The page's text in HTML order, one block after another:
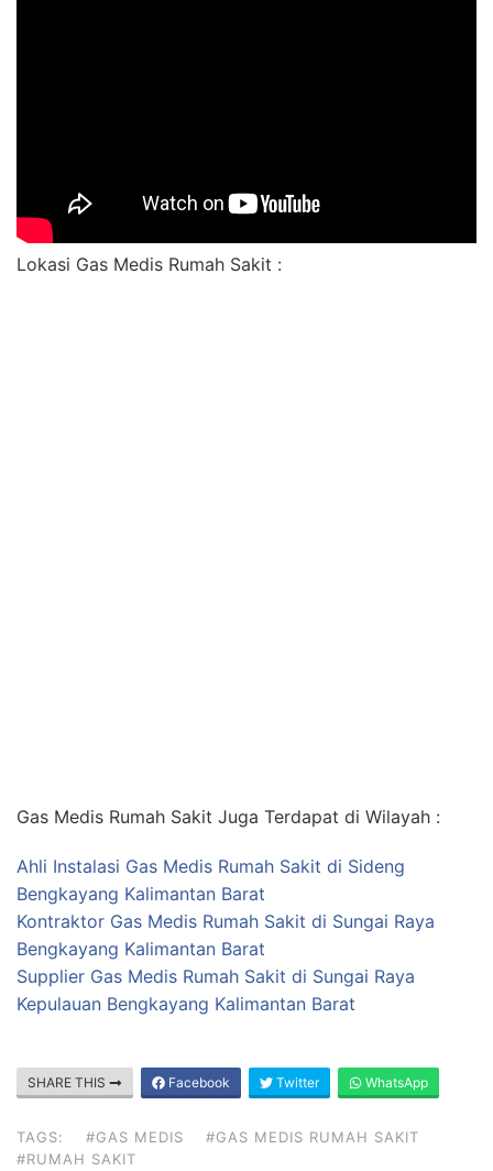
Lokasi Gas Medis Rumah Sakit :
Gas Medis Rumah Sakit Juga Terdapat di Wilayah :
Ahli Instalasi Gas Medis Rumah Sakit di Sideng
Bengkayang Kalimantan Barat
Kontraktor Gas Medis Rumah Sakit di Sungai Raya
Bengkayang Kalimantan Barat
Supplier Gas Medis Rumah Sakit di Sungai Raya
Kepulauan Bengkayang Kalimantan Barat
SHARE THIS Facebook Twitter WhatsApp
TAGS: #GAS MEDIS
#GAS MEDIS RUMAH SAKIT
#RUMAH SAKIT